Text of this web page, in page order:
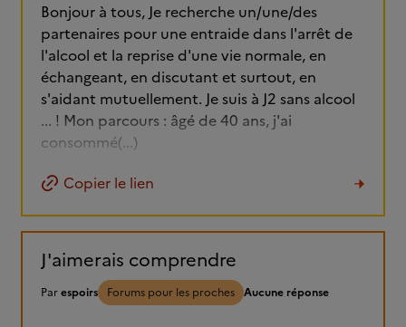
Bonjour à tous, Je recherche un/une/des
partenaires pour une entraide dans l'arrêt de
l'alcool et la reprise d'une vie normale, en
échangeant, en discutant et surtout, en
s'aidant mutuellement. Je suis à J2 sans alcool
... ! Mon parcours : âgé de 40 ans, j'ai
consommé(...)
Copier le lien
J'aimerais comprendre
Parespoirs Forums pour les proches Aucune réponse